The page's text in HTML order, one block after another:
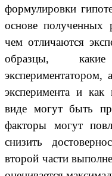
формулировки
основе полученных
чем отличаются
образцы,
экспериментатором,
эксперимента и
виде могут быть
факторы могут
снизить
второй части